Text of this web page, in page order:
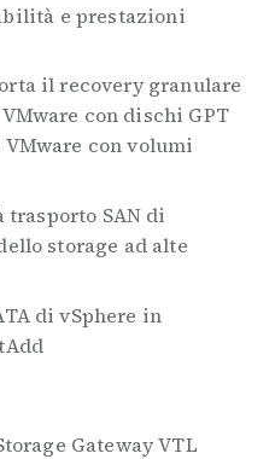
e prestazioni
il recovery granulare
con dischi GPT
con volumi
SAN di
storage ad alte
di vSphere in
Gateway VTL